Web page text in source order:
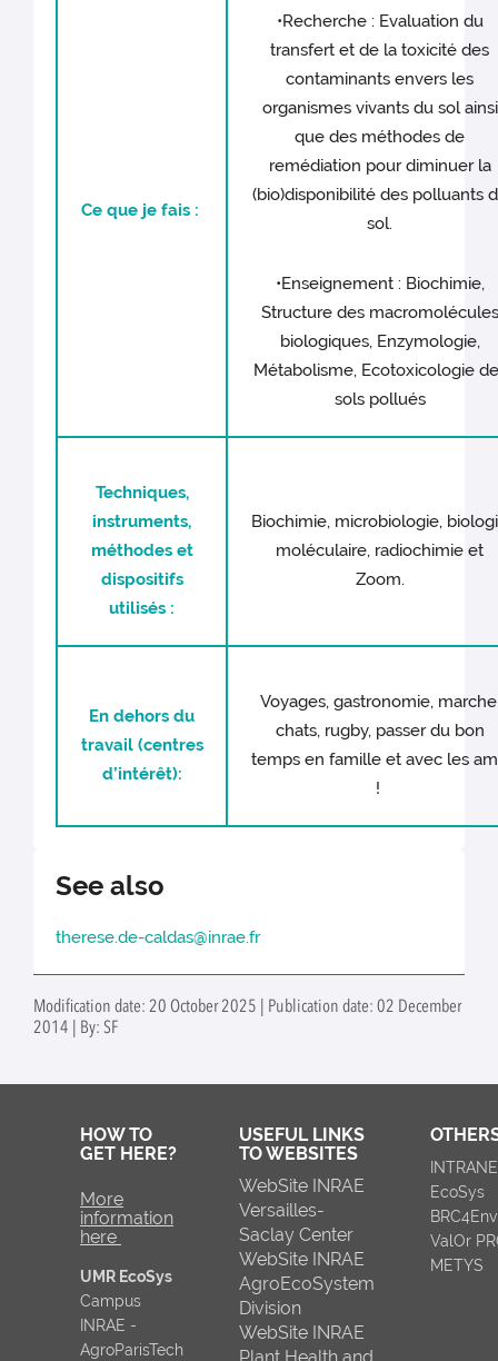
Ce que je fais :
•Recherche : Evaluation du
transfert et de la toxicité des
contaminants envers les
organismes vivants du sol ainsi
que des méthodes de
remédiation pour diminuer la
(bio)disponibilité des polluants
sol.
•Enseignement : Biochimie,
Structure des macromolécules
biologiques, Enzymologie,
Métabolisme, Ecotoxicologie
sols pollués
Techniques,
instruments,
méthodes et
dispositifs
utilisés :
Biochimie, microbiologie,
moléculaire, radiochimie et
Zoom.
En dehors du
travail (centres
d’intérêt):
Voyages, gastronomie,
chats, rugby, passer du bon
temps en famille et avec les
!
See also
therese.de-caldas@inrae.fr
Modification date: 20 October 2025 | Publication date: 02 December
2014 | By: SF
HOW TO
GET HERE?
More
information
here
UMR EcoSys
Campus
INRAE -
AgroParisTech
USEFUL LINKS
TO WEBSITES
WebSite INRAE
Versailles-
Saclay Center
WebSite INRAE
AgroEcoSystem
Division
WebSite INRAE
EcoSys
BRC4Env
ValOr
METYS